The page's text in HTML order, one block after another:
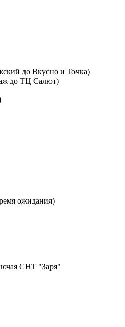
до Вкусно и Точка)
до ТЦ Салют)
ожидания)
СНТ "Заря"